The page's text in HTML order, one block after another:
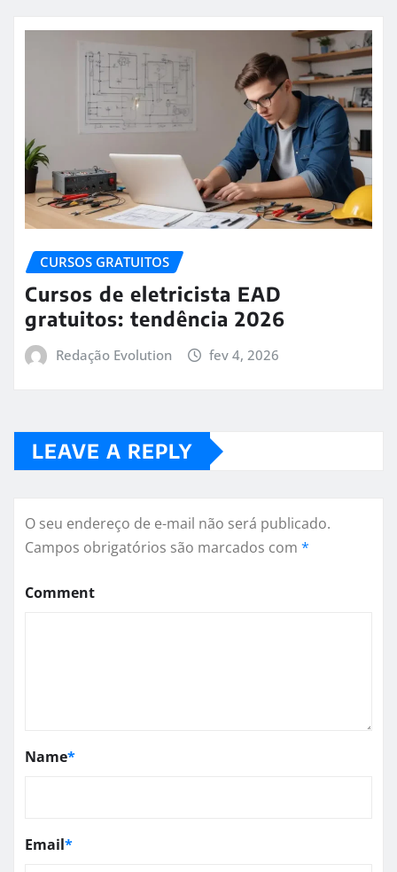
CURSOS GRATUITOS
Cursos de eletricista EAD
gratuitos: tendência 2026
Redação Evolution fev 4, 2026
LEAVE A REPLY
O seu endereço de e-mail não será publicado.
Campos obrigatórios são marcados com *
Comment
Name*
Email*